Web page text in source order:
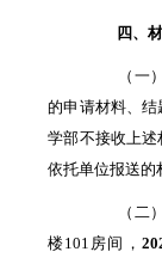
四、
（一）
的申请材料、
学部不接收上
依托单位报送的
（二）
楼101房间，